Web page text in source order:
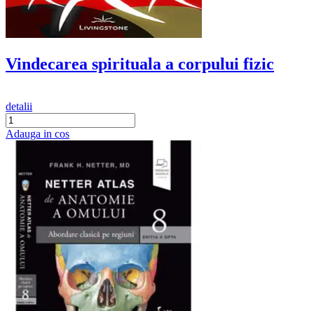
Vindecarea spirituala a corpului fizic
detalii
Adauga in cos